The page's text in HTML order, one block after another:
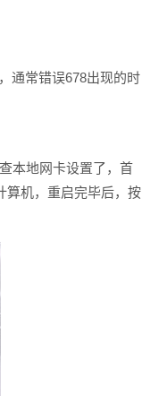
通常错误678出现的时
本地网卡设置了，首
算机，重启完毕后，按